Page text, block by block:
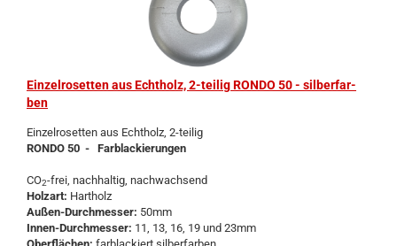
Ein­zel­ro­set­ten aus Echt­holz, 2-​tei­lig RONDO 50 - sil­ber­far­
ben
Ein­zel­ro­set­ten aus Echt­holz, 2-​teilig
RONDO 50 - Farb­la­ckie­run­gen
CO2-frei, nach­hal­tig, nach­wach­send
Holz­art: Hart­holz
Außen-​Durchmesser: 50mm
Innen-​Durchmesser: 11, 13, 16, 19 und 23mm